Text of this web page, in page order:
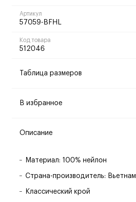
Артикул
57059-BFHL
Код товара
512046
Таблица размеров
В избранное
Описание
Материал: 100% нейлон
Страна-производитель: Вьетнам
Классический крой